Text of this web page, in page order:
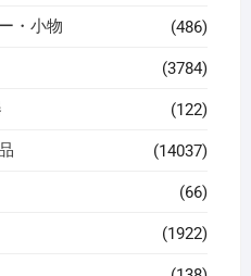
・小物 (486)
(3784)
(122)
(14037)
(66)
(1922)